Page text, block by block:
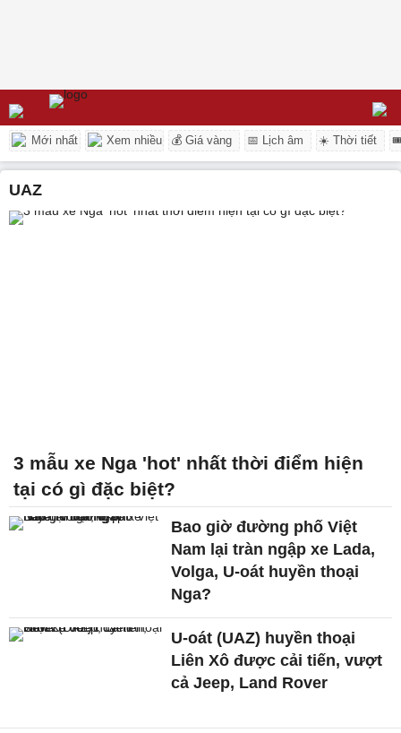
Mới nhất Xem nhiều 💰 Giá vàng 📅 Lịch âm ☀️ Thời tiết
UAZ
3 mẫu xe Nga 'hot' nhất thời điểm hiện
tại có gì đặc biệt?
Bao giờ đường phố Việt
Nam lại tràn ngập xe Lada,
Volga, U-oát huyền thoại
Nga?
U-oát (UAZ) huyền thoại
Liên Xô được cải tiến, vượt
cả Jeep, Land Rover